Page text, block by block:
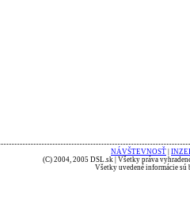
NÁVŠTEVNOSŤ
(C) 2004, 2005 DSL.sk | Všetky práva
Všetky uvedené informácie sú